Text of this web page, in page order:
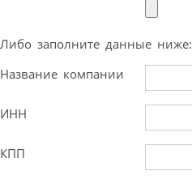
Либо заполните данные ниже:
Название компании
ИНН
КПП